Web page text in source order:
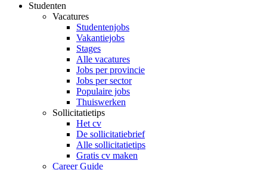
Studenten
Vacatures
Studentenjobs
Vakantiejobs
Stages
Alle vacatures
Jobs per provincie
Jobs per sector
Populaire jobs
Thuiswerken
Sollicitatietips
Het cv
De sollicitatiebrief
Alle sollicitatietips
Gratis cv maken
Career Guide